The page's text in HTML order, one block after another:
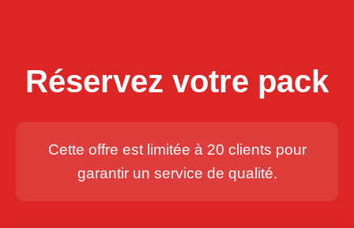
Réservez votre pack
Cette offre est limitée à 20 clients pour
garantir un service de qualité.